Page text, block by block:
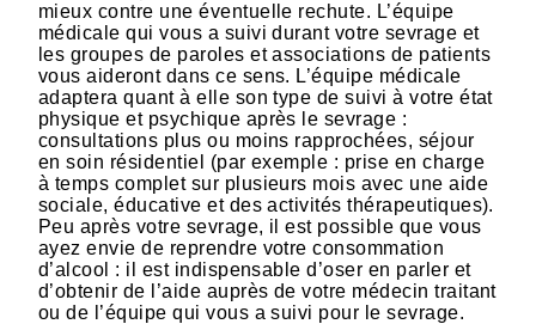
mieux contre une éventuelle rechute. L’équipe
médicale qui vous a suivi durant votre sevrage et
les groupes de paroles et associations de patients
vous aideront dans ce sens. L’équipe médicale
adaptera quant à elle son type de suivi à votre état
physique et psychique après le sevrage :
consultations plus ou moins rapprochées, séjour
en soin résidentiel (par exemple : prise en charge
à temps complet sur plusieurs mois avec une aide
sociale, éducative et des activités thérapeutiques).
Peu après votre sevrage, il est possible que vous
ayez envie de reprendre votre consommation
d’alcool : il est indispensable d’oser en parler et
d’obtenir de l’aide auprès de votre médecin traitant
ou de l’équipe qui vous a suivi pour le sevrage.